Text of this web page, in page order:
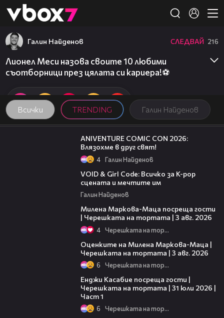
👾
Всички TRENDING Галин Найденов
Галин Найденов СЛЕДВАЙ 216
Лионел Меси назова своите 10 любими
съотборници през цялата си кариера!⚽
08:16
ANIVENTURE COMIC CON 2026:
Влязохме в друг свят!
4 Галин Найденов
VOID & Girl Code: Всичко за K-pop
сцената и мечтите им
Галин Найденов
Милена Маркова-Маца посреща гости
| Черешката на тортата | 3 авг. 2026
4 Черешката на тортата
Оценките на Милена Маркова-Маца |
Черешката на тортата | 3 авг. 2026
6 Черешката на тортата
Енджи Касабие посреща гости |
Черешката на тортата | 31 юли 2026 |
Част 1
6 Черешката на тортата